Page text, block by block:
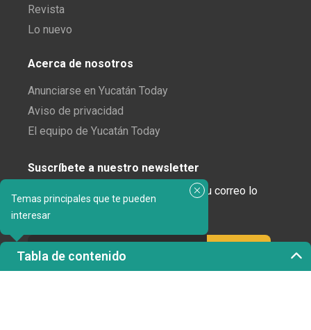
Temas principales que te pueden
interesar
Tabla de contenido
Revista
Lo nuevo
Acerca de nosotros
Anunciarse en Yucatán Today
Aviso de privacidad
El equipo de Yucatán Today
Suscríbete a nuestro newsletter
¿Enamorado de Yucatán? Recibe en tu correo lo
mejor de Yucatán Today.